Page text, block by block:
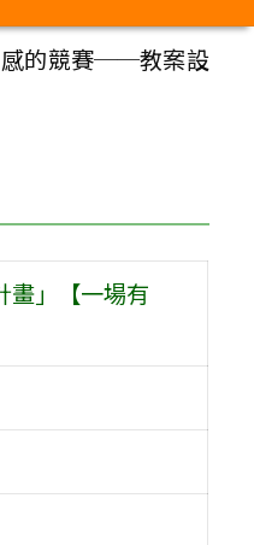
感的競賽──教案設
畫」【一場有